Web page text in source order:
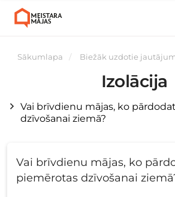
Sākumlapa Biežāk uzdotie
Izolācija
Vai brīvdienu mājas, ko
dzīvošanai ziemā?
Vai brīvdienu mājas, ko
piemērotas dzīvošanai